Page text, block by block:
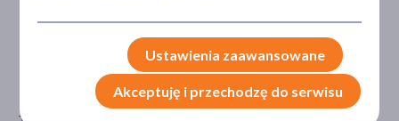
40+
pokaż więcej ...
Ustawienia zaawansowane
Akceptuję i przechodzę do serwisu